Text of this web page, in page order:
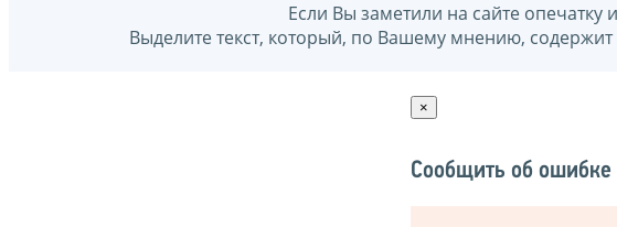
Если Вы заметили на сайте
Выделите текст, который, по Вашему мнению,
×
Сообщить об ошибке